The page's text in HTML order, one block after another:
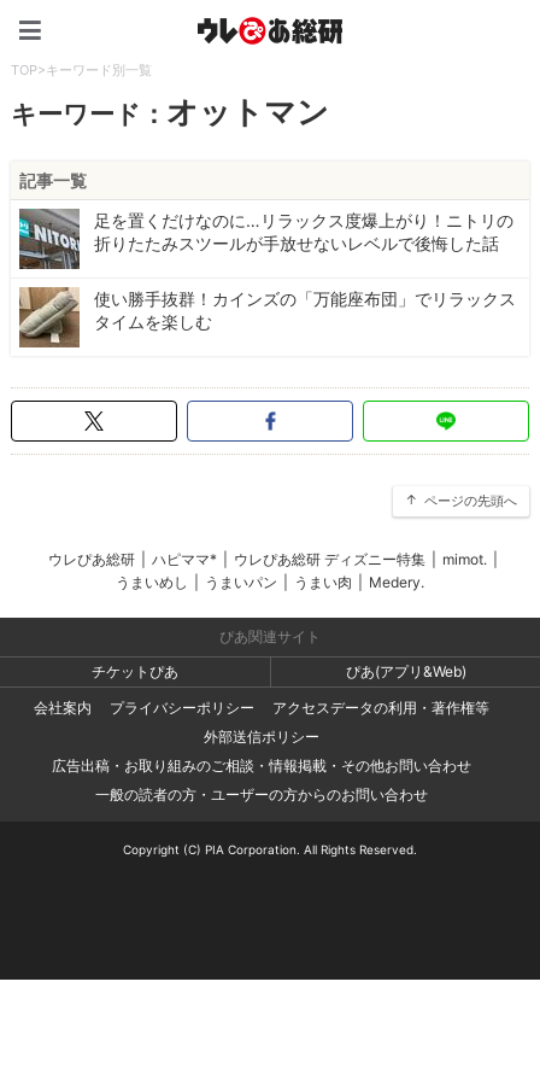
TOP>キーワード別一覧
キーワード： オットマン
記事一覧
足を置くだけなのに…リラックス度爆上がり！ニトリの
折りたたみスツールが手放せないレベルで後悔した話
使い勝手抜群！カインズの「万能座布団」でリラックス
タイムを楽しむ
ページの先頭へ
ウレぴあ総研 ハピママ* ウレぴあ総研 ディズニー特集 mimot.
うまいめし
うまいパン うまい肉 Medery.
ぴあ関連サイト
チケットぴあ
ぴあ(アプリ&Web)
会社案内
プライバシーポリシー
アクセスデータの利用・著作権等
外部送信ポリシー
広告出稿・お取り組みのご相談・情報掲載・その他お問い合わせ
一般の読者の方・ユーザーの方からのお問い合わせ
Copyright (C) PIA Corporation. All Rights Reserved.